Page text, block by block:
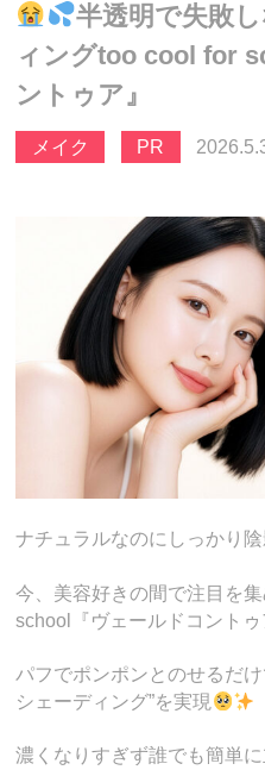
半透明で失敗
ィングtoo cool for
ントゥア』
メイク PR
ナチュラルなのにしっかり陰
今、美容好きの間で注目を
school『ヴェールドコントゥ
パフでポンポンとのせるだ
シェーディング”を実現
濃くなりすぎず誰でも簡単